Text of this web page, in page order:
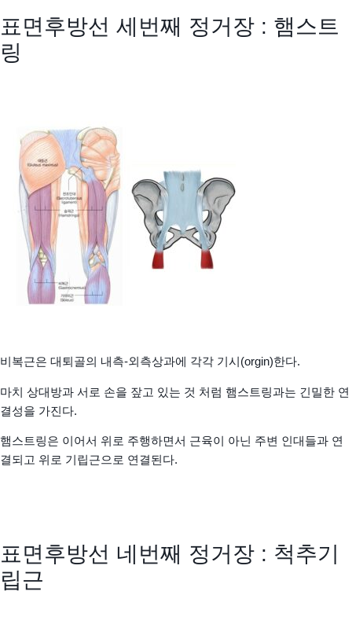
표면후방선 세번째 정거장 : 햄스트
링
비복근은 대퇴골의 내측-외측상과에 각각 기시(orgin)한다.
마치 상대방과 서로 손을 잪고 있는 것 처럼 햄스트링과는 긴밀한 연
결성을 가진다.
햄스트링은 이어서 위로 주행하면서 근육이 아닌 주변 인대들과 연
결되고 위로 기립근으로 연결된다.
표면후방선 네번째 정거장 : 척추기
립근